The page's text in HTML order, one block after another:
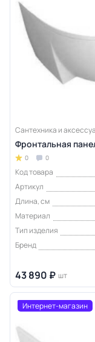
Сантехника и
Фронтальная
0 0
Код товара
Артикул
Длина, см
Материал
Тип изделия
Бренд
43 890 ₽ шт
Интернет-магазин